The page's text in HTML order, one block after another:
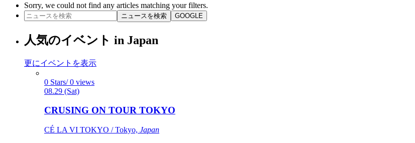
Sorry, we could not find any articles matching your filters.
ニュースを検索 GOOGLE
人気のイベント in Japan
更にイベントを表示
0 Stars/ 0 views
08.29 (Sat)
CRUSING ON TOUR TOKYO
CÉ LA VI TOKYO / Tokyo, Japan